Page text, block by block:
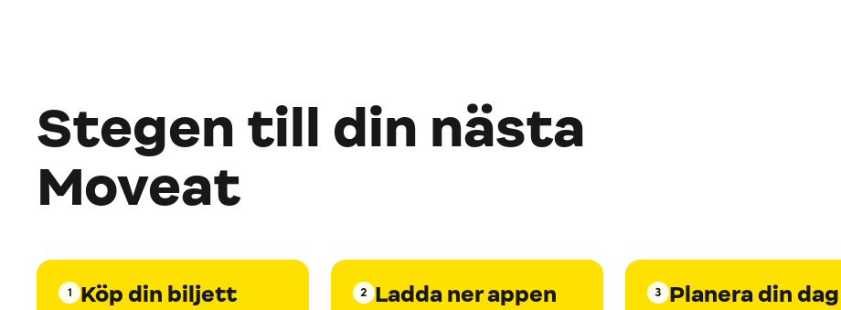
Stegen till din nästa
Moveat
1 Köp din biljett 2 Ladda ner appen 3 Planera din dag